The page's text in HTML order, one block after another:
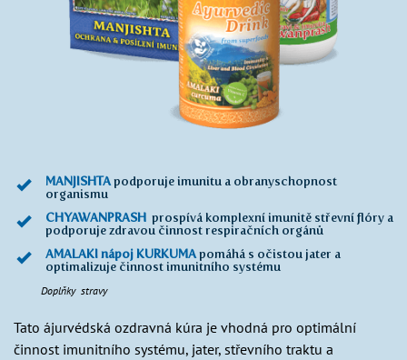
MANJISHTApodporuje imunitu a obranyschopnost
organismu
CHYAWANPRASH prospívá komplexní imunitě střevní flóry a
podporuje zdravou činnost respiračních orgánů
AMALAKI nápoj KURKUMApomáhá s očistou jater a
optimalizuje činnost imunitního systému
Doplňky stravy
Tato ájurvédská ozdravná kúra je vhodná pro optimální
činnost imunitního systému, jater, střevního traktu a